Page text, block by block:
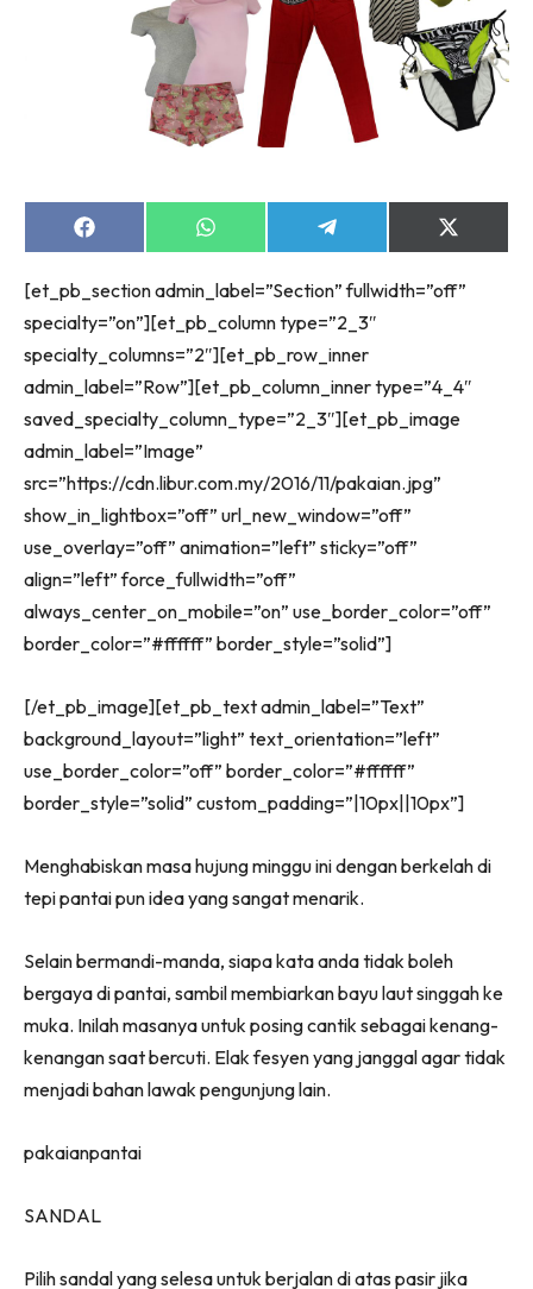
Share
on
Share
on
Share
on
Share
on
(Twitter)
[et_pb_section admin_label=”Section” fullwidth=”off”
specialty=”on”][et_pb_column type=”2_3″
specialty_columns=”2″][et_pb_row_inner
admin_label=”Row”][et_pb_column_inner type=”4_4″
saved_specialty_column_type=”2_3″][et_pb_image
admin_label=”Image”
src=”https://cdn.libur.com.my/2016/11/pakaian.jpg”
show_in_lightbox=”off” url_new_window=”off”
use_overlay=”off” animation=”left” sticky=”off”
align=”left” force_fullwidth=”off”
always_center_on_mobile=”on” use_border_color=”off”
border_color=”#ffffff” border_style=”solid”]
[/et_pb_image][et_pb_text admin_label=”Text”
background_layout=”light” text_orientation=”left”
use_border_color=”off” border_color=”#ffffff”
border_style=”solid” custom_padding=”|10px||10px”]
Menghabiskan masa hujung minggu ini dengan berkelah di
tepi pantai pun idea yang sangat menarik.
Selain bermandi-manda, siapa kata anda tidak boleh
bergaya di pantai, sambil membiarkan bayu laut singgah ke
muka. Inilah masanya untuk posing cantik sebagai kenang-
kenangan saat bercuti. Elak fesyen yang janggal agar tidak
menjadi bahan lawak pengunjung lain.
pakaianpantai
SANDAL
Pilih sandal yang selesa untuk berjalan di atas pasir jika